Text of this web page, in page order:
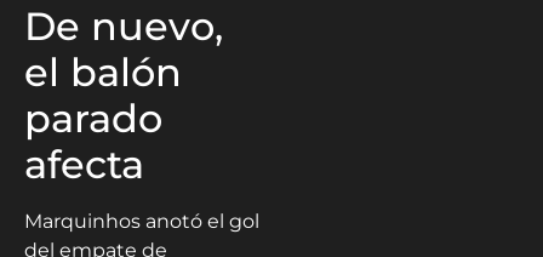
De nuevo,
el balón
parado
afecta
Marquinhos anotó el gol
del empate de